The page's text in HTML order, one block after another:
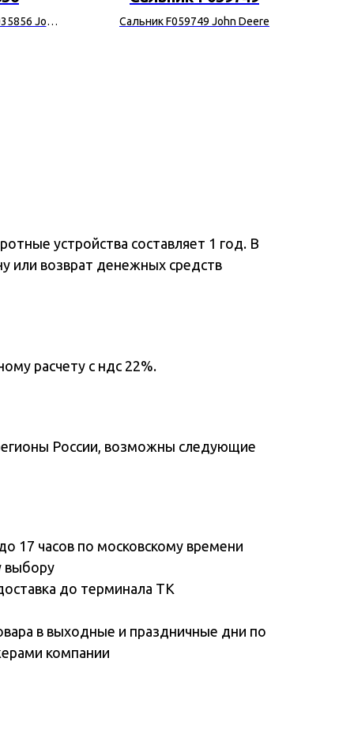
John
Сальник F059749 John Deere
устройства составляет 1 год. В
или возврат денежных средств
расчету с ндс 22%.
России, возможны следующие
17 часов по московскому времени
выбору
до терминала ТК
в выходные и праздничные дни по
компании